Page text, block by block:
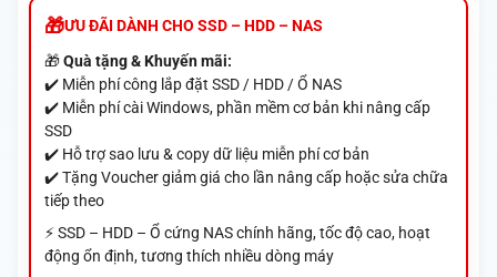
ƯU ĐÃI DÀNH CHO SSD – HDD – NAS
🎁Quà tặng & Khuyến mãi:
✔️ Miễn phí công lắp đặt SSD / HDD / Ổ NAS
✔️ Miễn phí cài Windows, phần mềm cơ bản khi nâng cấp
SSD
✔️ Hỗ trợ sao lưu & copy dữ liệu miễn phí cơ bản
✔️ Tặng Voucher giảm giá cho lần nâng cấp hoặc sửa chữa
tiếp theo
⚡ SSD – HDD – Ổ cứng NAS chính hãng, tốc độ cao, hoạt
động ổn định, tương thích nhiều dòng máy